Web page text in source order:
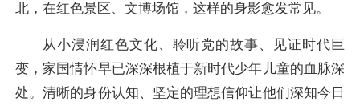
北，在红色景区、文博场馆，这样的身影愈发常见。
从小浸润红色文化、聆听党的故事、见证时代巨
变，家国情怀早已深深根植于新时代少年儿童的血脉深
处。清晰的身份认知、坚定的理想信仰让他们深知今日